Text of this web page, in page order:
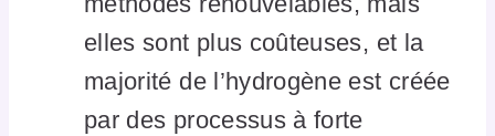
elles sont plus coûteuses, et la
majorité de l’hydrogène est créée
par des processus à forte